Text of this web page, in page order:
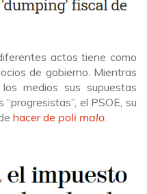
actos tiene como
de gobierno. Mientras
medios sus supuestas
el PSOE, su
hacer de poli malo